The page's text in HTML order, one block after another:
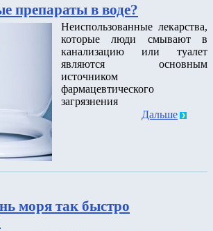
препараты в воде?
Неиспользованные лекарства,
которые люди смывают в
канализацию или туалет
являются основным
источником
фармацевтического
загрязнения
Дальше
моря так быстро